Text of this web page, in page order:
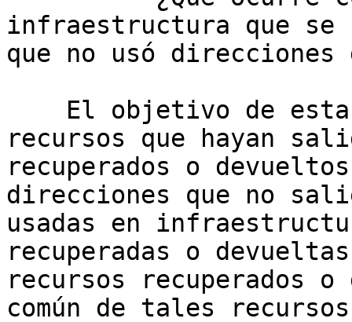
infraestructura que se
que no usó
recursos que hayan
recuperados o
direcciones que no
usadas en
recuperadas o
recursos recuperados
común de tales